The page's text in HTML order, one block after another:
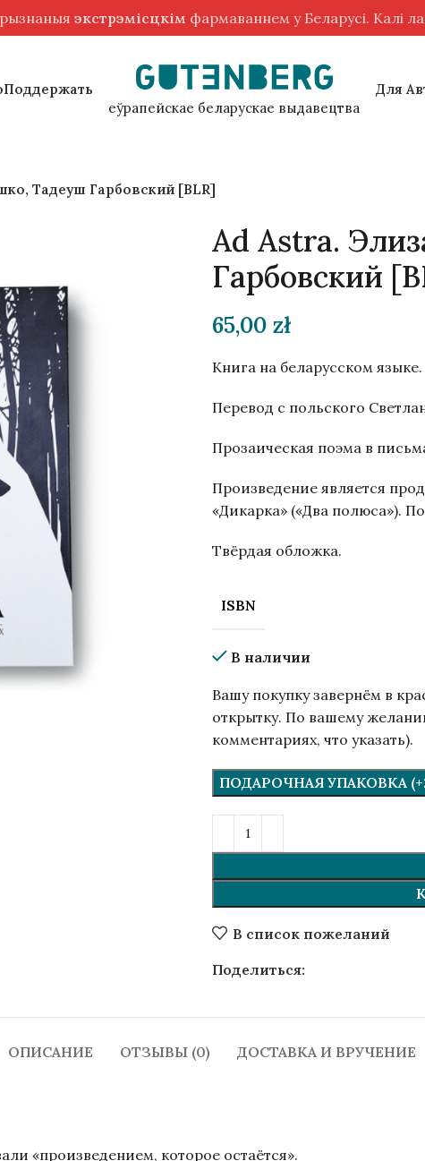
Поддержать
еўрапейскае беларускае выдавецтва
Для
Тадеуш Гарбовский [BLR]
Ad Astra.
Гарбовский
65,00 zł
Книга на беларусском языке.
Перевод с польского
Прозаическая поэма в
Произведение является
«Дикарка» («Два полюса»).
Твёрдая обложка.
ISBN
В наличии
Вашу покупку завернём в
открытку. По вашему
комментариях, что указать).
ПОДАРОЧНАЯ УПАКОВКА
В список пожеланий
Поделиться:
ОПИСАНИЕ ОТЗЫВЫ (0) ДОСТАВКА И ВРУЧЕНИЕ
«произведением, которое остаётся».
экстрэмісцкім фармаваннем у Беларусі. Калі